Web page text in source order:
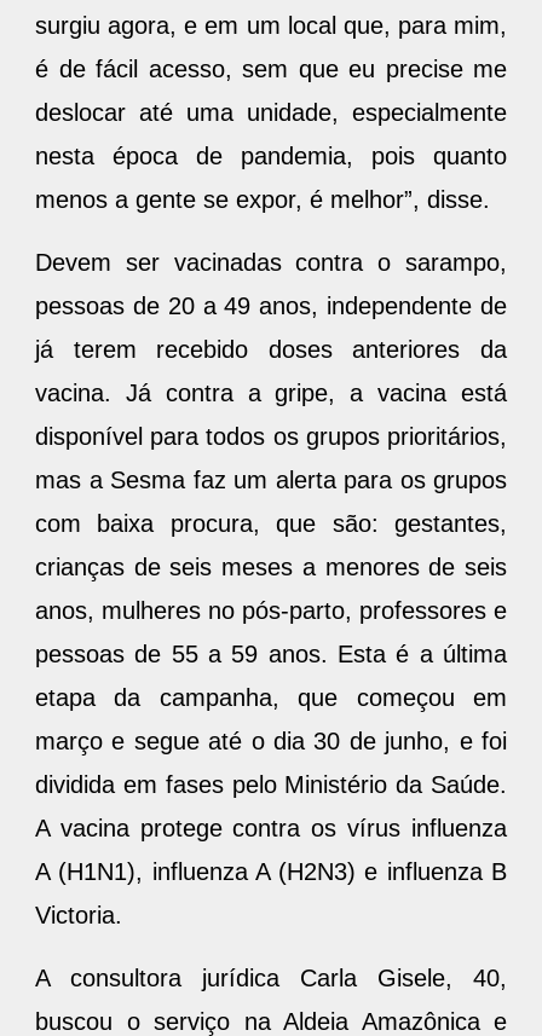
surgiu agora, e em um local que, para mim,
é de fácil acesso, sem que eu precise me
deslocar até uma unidade, especialmente
nesta época de pandemia, pois quanto
menos a gente se expor, é melhor”, disse.
Devem ser vacinadas contra o sarampo,
pessoas de 20 a 49 anos, independente de
já terem recebido doses anteriores da
vacina. Já contra a gripe, a vacina está
disponível para todos os grupos prioritários,
mas a Sesma faz um alerta para os grupos
com baixa procura, que são: gestantes,
crianças de seis meses a menores de seis
anos, mulheres no pós-parto, professores e
pessoas de 55 a 59 anos. Esta é a última
etapa da campanha, que começou em
março e segue até o dia 30 de junho, e foi
dividida em fases pelo Ministério da Saúde.
A vacina protege contra os vírus influenza
A (H1N1), influenza A (H2N3) e influenza B
Victoria.
A consultora jurídica Carla Gisele, 40,
buscou o serviço na Aldeia Amazônica e